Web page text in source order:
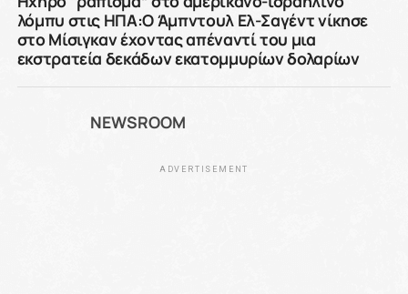
λόμπυ στις ΗΠΑ:Ο Άμπντουλ Ελ-Σαγέντ νίκησε
στο Μίσιγκαν έχοντας απέναντί του μια
εκστρατεία δεκάδων εκατομμυρίων δολαρίων
NEWSROOM
ADVERTISEMENT